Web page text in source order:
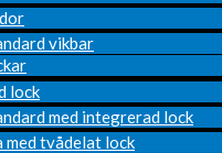
vikbar
lock
med integrerad lock
med tvådelat lock